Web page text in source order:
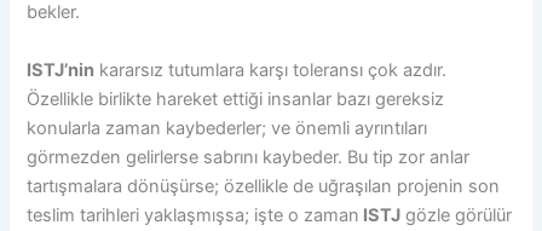
bekler.
ISTJ’nin kararsız tutumlara karşı toleransı çok azdır.
Özellikle birlikte hareket ettiği insanlar bazı gereksiz
konularla zaman kaybederler; ve önemli ayrıntıları
görmezden gelirlerse sabrını kaybeder. Bu tip zor anlar
tartışmalara dönüşürse; özellikle de uğraşılan projenin son
teslim tarihleri ​​yaklaşmışsa; işte o zaman ISTJ gözle görülür